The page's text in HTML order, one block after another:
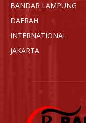
BANDAR LAMPUNG
DAERAH
INTERNATIONAL
JAKARTA